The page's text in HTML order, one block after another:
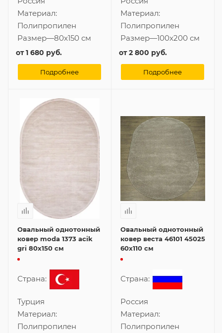
Материал:
Полипропилен
Размер—80x150 см
от1 680 руб.
Подробнее
Материал:
Полипропилен
Размер—100x200 см
от2 800 руб.
Подробнее
Овальный однотонный
ковер moda 1373 acik
gri 80x150 см
Страна:
Турция
Материал:
Полипропилен
Овальный однотонный
ковер веста 46101 45025
60x110 см
Страна:
Россия
Материал:
Полипропилен